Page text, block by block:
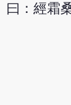
曰：經霜